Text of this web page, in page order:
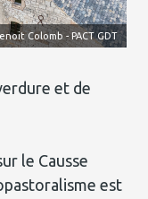
Colomb - PACT GDT
et de
le Causse
est